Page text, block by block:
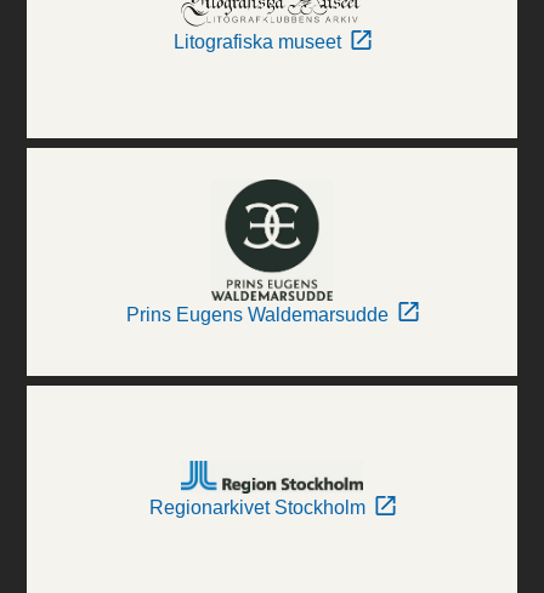
Litografiska museet
Prins Eugens Waldemarsudde
Regionarkivet Stockholm